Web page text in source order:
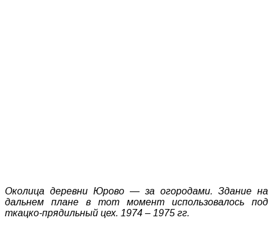
Околица деревни Юрово — за огородами. Здание на
дальнем плане в тот момент использовалось под
ткацко-прядильный цех. 1974 – 1975 гг.